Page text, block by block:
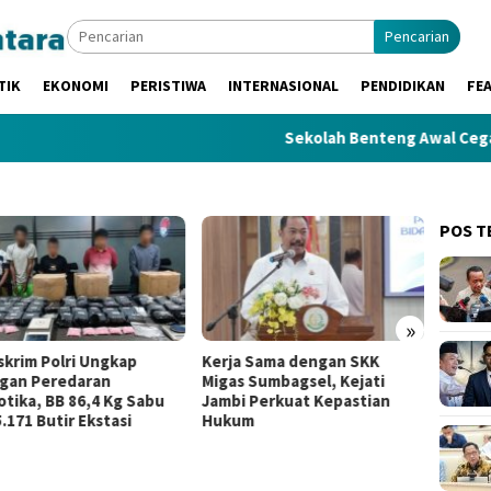
Pencarian
EKONOMI PERISTIWA INTERNASIONAL PENDIDIKAN
Sekolah Benteng Awal Cegah
»
Sama dengan SKK
Sumbagsel, Kejati
Perkuat Kepastian
Gerbong Mutasi Kejaksaan
Bergerak: Aspidsus Kejati
Sumsel, Kajari Palembang,
dan Muba Resmi Berganti
POS